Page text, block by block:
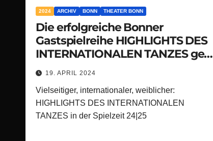
2024 ARCHIV BONN THEATER BONN
Die erfolgreiche Bonner
Gastspielreihe HIGHLIGHTS DES
INTERNATIONALEN TANZES geht
in eine neue Spielzeit
19. APRIL 2024
Vielseitiger, internationaler, weiblicher:
HIGHLIGHTS DES INTERNATIONALEN
TANZES in der Spielzeit 24|25